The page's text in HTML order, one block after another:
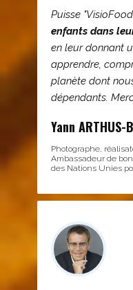
Puisse
enfants dans
en leur donnant
apprendre,
planète dont
dépendants.
Yann ARTHUS-
Photographe,
Ambassadeur de
des Nations Unies